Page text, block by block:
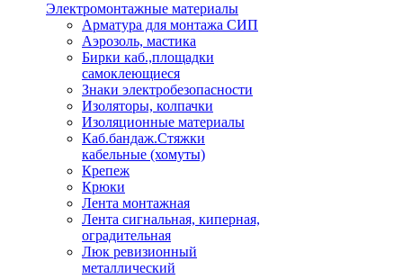
Электромонтажные материалы
Арматура для монтажа СИП
Аэрозоль, мастика
Бирки каб.,площадки
самоклеющиеся
Знаки электробезопасности
Изоляторы, колпачки
Изоляционные материалы
Каб.бандаж.Стяжки
кабельные (хомуты)
Крепеж
Крюки
Лента монтажная
Лента сигнальная, киперная,
оградительная
Люк ревизионный
металлический